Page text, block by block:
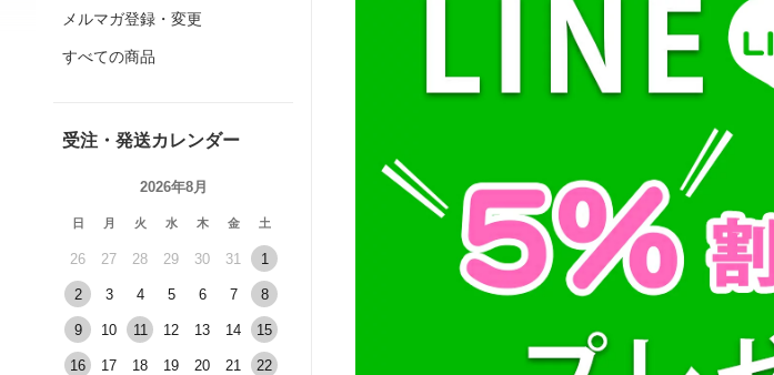
メルマガ登録・変更
すべての商品
受注・発送カレンダー
2026年8月
日 月 火 水 木 金 土
26 27 28 29 30 31 1
2 3 4 5 6 7 8
9 10 11 12 13 14 15
16 17 18 19 20 21 22